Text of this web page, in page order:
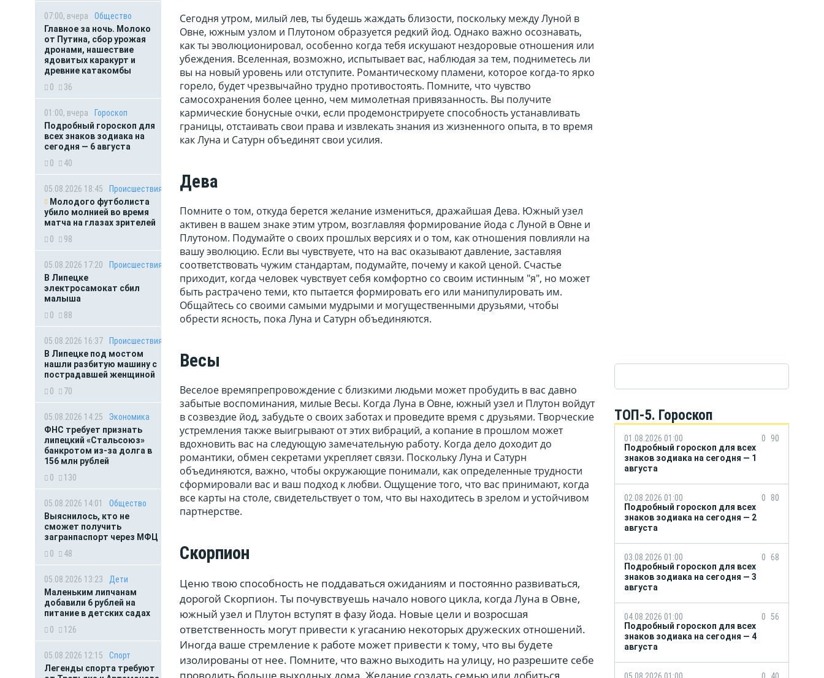
07:00, вчера
Общество
Главное за ночь. Молоко
от Путина, сбор урожая
дронами, нашествие
ядовитых каракурт и
древние катакомбы
0
36
01:00, вчера
Гороскоп
Подробный гороскоп для
всех знаков зодиака на
сегодня — 6 августа
0
40
05.08.2026 18:45
Происшествия
Молодого футболиста
убило молнией во время
матча на глазах зрителей
0
98
05.08.2026 17:20
Происшествия
В Липецке
электросамокат сбил
малыша
0
88
05.08.2026 16:37
Происшествия
В Липецке под мостом
нашли разбитую машину с
пострадавшей женщиной
0
70
05.08.2026 14:25
Экономика
ФНС требует признать
липецкий «Стальсоюз»
банкротом из-за долга в
156 млн рублей
0
130
05.08.2026 14:01
Общество
Выяснилось, кто не
сможет получить
загранпаспорт через МФЦ
0
48
05.08.2026 13:23
Дети
Маленьким липчанам
добавили 6 рублей на
питание в детских садах
0
126
05.08.2026 12:15
Спорт
Легенды спорта требуют
Сегодня утром, милый лев, ты будешь жаждать близости, поскольку между Луной в
Овне, южным узлом и Плутоном образуется редкий йод. Однако важно осознавать,
как ты эволюционировал, особенно когда тебя искушают нездоровые отношения или
убеждения. Вселенная, возможно, испытывает вас, наблюдая за тем, подниметесь ли
вы на новый уровень или отступите. Романтическому пламени, которое когда-то ярко
горело, будет чрезвычайно трудно противостоять. Помните, что чувство
самосохранения более ценно, чем мимолетная привязанность. Вы получите
кармические бонусные очки, если продемонстрируете способность устанавливать
границы, отстаивать свои права и извлекать знания из жизненного опыта, в то время
как Луна и Сатурн объединят свои усилия.
Дева
Помните о том, откуда берется желание измениться, дражайшая Дева. Южный узел
активен в вашем знаке этим утром, возглавляя формирование йода с Луной в Овне и
Плутоном. Подумайте о своих прошлых версиях и о том, как отношения повлияли на
вашу эволюцию. Если вы чувствуете, что на вас оказывают давление, заставляя
соответствовать чужим стандартам, подумайте, почему и какой ценой. Счастье
приходит, когда человек чувствует себя комфортно со своим истинным "я", но может
быть растрачено теми, кто пытается формировать его или манипулировать им.
Общайтесь со своими самыми мудрыми и могущественными друзьями, чтобы
обрести ясность, пока Луна и Сатурн объединяются.
Весы
Веселое времяпрепровождение с близкими людьми может пробудить в вас давно
забытые воспоминания, милые Весы. Когда Луна в Овне, южный узел и Плутон войдут
в созвездие йод, забудьте о своих заботах и проведите время с друзьями. Творческие
устремления также выигрывают от этих вибраций, а копание в прошлом может
вдохновить вас на следующую замечательную работу. Когда дело доходит до
романтики, обмен секретами укрепляет связи. Поскольку Луна и Сатурн
объединяются, важно, чтобы окружающие понимали, как определенные трудности
сформировали вас и ваш подход к любви. Ощущение того, что вас принимают, когда
все карты на столе, свидетельствует о том, что вы находитесь в зрелом и устойчивом
партнерстве.
Скорпион
Ценю твою способность не поддаваться ожиданиям и постоянно развиваться,
дорогой Скорпион. Ты почувствуешь начало нового цикла, когда Луна в Овне,
южный узел и Плутон вступят в фазу йода. Новые цели и возросшая
ответственность могут привести к угасанию некоторых дружеских отношений.
Иногда ваше стремление к работе может привести к тому, что вы будете
изолированы от нее. Помните, что важно выходить на улицу, но разрешите себе
ТОП-5. Гороскоп
01.08.2026 01:00 0
90
Подробный гороскоп для всех
знаков зодиака на сегодня — 1
августа
02.08.2026 01:00 0
80
Подробный гороскоп для всех
знаков зодиака на сегодня — 2
августа
03.08.2026 01:00 0
68
Подробный гороскоп для всех
знаков зодиака на сегодня — 3
августа
04.08.2026 01:00 0 56
Подробный гороскоп для всех
знаков зодиака на сегодня — 4
августа
05.08.2026 01:00 0 40